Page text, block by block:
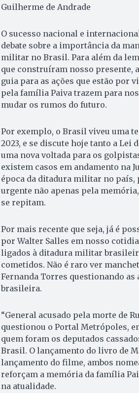
Guilherme de Andrade
O sucesso nacional e
debate sobre a importância da
militar no Brasil. Para além da
que construíram nosso presente,
guia para as ações que estão por
pela família Paiva trazem para
mudar os rumos do futuro.
Por exemplo, o Brasil viveu uma
2023, e se discute hoje tanto a Lei
uma nova voltada para os
existem casos em andamento na
época da ditadura militar no país,
urgente não apenas pela
se repitam.
Por mais recente que seja, já é
por Walter Salles em nosso
ligados à ditadura militar
cometidos. Não é raro ver
Fernanda Torres questionando
brasileira.
“General acusado pela morte de
questionou o Portal Metrópoles,
quem foram os deputados
Brasil. O lançamento do livro de
lançamento do filme, ambos
reforçam a memória da família
na atualidade.